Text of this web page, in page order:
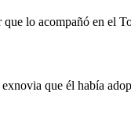
lo acompañó en el
que él había